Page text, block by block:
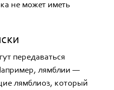
не может иметь
передаваться
лямблии —
лямблиоз, который